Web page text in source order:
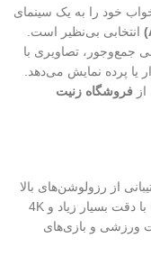
خواب خود را به یک سینمای
انتخابی بی‌نظیر است.
جمع‌وجور، تصاویری با
یا پرده نمایش می‌دهد.
فروشگاه زنیت
از رزولوشن‌های بالا
(HD و Full HD وUltra HD)، جزئیات تصاویر را با دقت بسیار زیاد و 4K
ورزشی و بازی‌های